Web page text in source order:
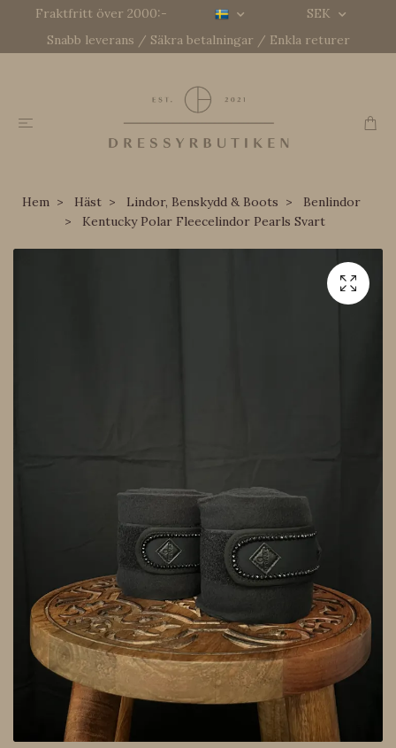
Fraktfritt över 2000:-
SEK
Snabb leverans / Säkra betalningar / Enkla returer
Hem Häst Lindor, Benskydd & Boots
Benlindor
Kentucky Polar Fleecelindor Pearls Svart